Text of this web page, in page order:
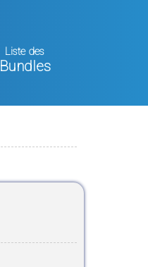
Liste des
Bundles